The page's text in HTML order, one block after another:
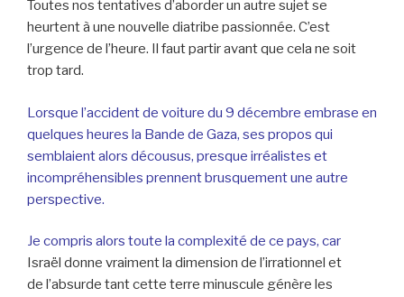
Toutes nos tentatives d’aborder un autre sujet se
heurtent à une nouvelle diatribe passionnée. C’est
l’urgence de l’heure. Il faut partir avant que cela ne soit
trop tard.
Lorsque l’accident de voiture du 9 décembre embrase en
quelques heures la Bande de Gaza, ses propos qui
semblaient alors décousus, presque irréalistes et
incompréhensibles prennent brusquement une autre
perspective.
Je compris alors toute la complexité de ce pays, car
Israël donne vraiment la dimension de l’irrationnel et
de l’absurde tant cette terre minuscule génère les